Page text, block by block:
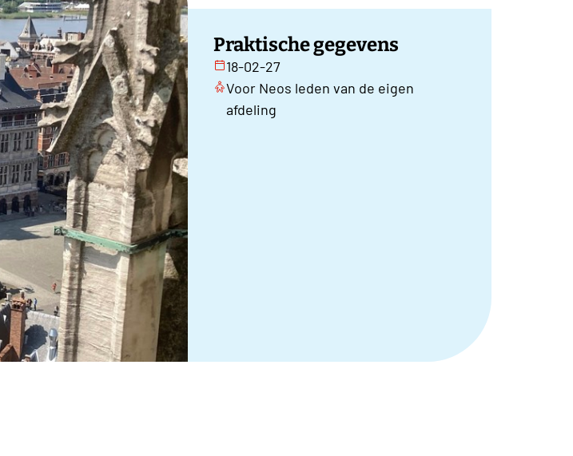
Praktische gegevens
18-02-27
Voor Neos leden van de eigen
afdeling